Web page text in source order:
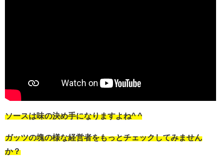
ソースは味の決め手になりますよね^ ^
ガッツの塊の様な経営者をもっとチェックしてみません
か？